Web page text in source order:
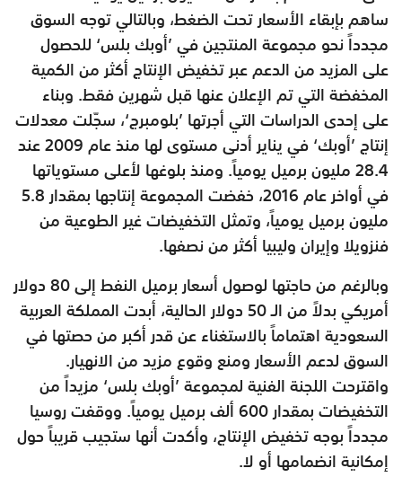
ساهم بإبقاء الأسعار تحت الضغط، وبالتالي توجه السوق
مجدداً نحو مجموعة المنتجين في ’أوبك بلس‘ للحصول
على المزيد من الدعم عبر تخفيض الإنتاج أكثر من الكمية
المخفضة التي تم الإعلان عنها قبل شهرين فقط. وبناء
على إحدى الدراسات التي أجرتها ’بلومبرج‘، سجّلت معدلات
إنتاج ’أوبك‘ في يناير أدنى مستوى لها منذ عام 2009 عند
28.4 مليون برميل يومياً. ومنذ بلوغها لأعلى مستوياتها
في أواخر عام 2016، خفضت المجموعة إنتاجها بمقدار 5.8
مليون برميل يومياً، وتمثل التخفيضات غير الطوعية من
فنزويلا وإيران وليبيا أكثر من نصفها.
وبالرغم من حاجتها لوصول أسعار برميل النفط إلى 80 دولار
أمريكي بدلاً من الـ 50 دولار الحالية، أبدت المملكة العربية
السعودية اهتماماً بالاستغناء عن قدر أكبر من حصتها في
السوق لدعم الأسعار ومنع وقوع مزيد من الانهيار.
واقترحت اللجنة الفنية لمجموعة ’أوبك بلس‘ مزيداً من
التخفيضات بمقدار 600 ألف برميل يومياً. ووقفت روسيا
مجدداً بوجه تخفيض الإنتاج، وأكدت أنها ستجيب قريباً حول
إمكانية انضمامها أو لا.